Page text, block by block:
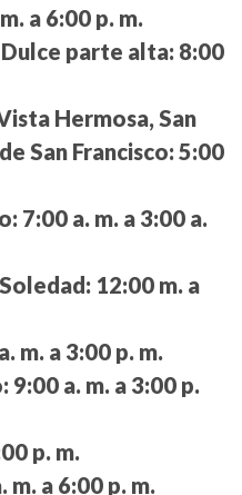
a 6:00 p. m.
parte alta: 8:00
Hermosa, San
San Francisco: 5:00
7:00 a. m. a 3:00 a.
12:00 m. a
m. a 3:00 p. m.
9:00 a. m. a 3:00 p.
p. m.
m. a 6:00 p. m.